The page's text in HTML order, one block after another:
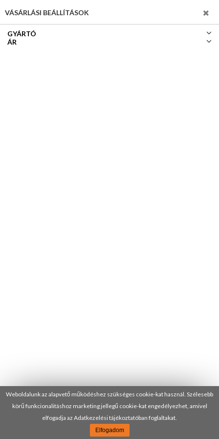
Weboldalunk az alapvető működéshez szükséges cookie-kat használ. Szélesebb
körű funkcionalitáshoz marketing jellegű cookie-kat engedélyezhet, amivel
elfogadja az Adatkezelési tájékoztatóban foglaltakat.
Elfogadom
VÁSÁRLÁSI BEÁLLÍTÁSOK
GYÁRTÓ
ÁR